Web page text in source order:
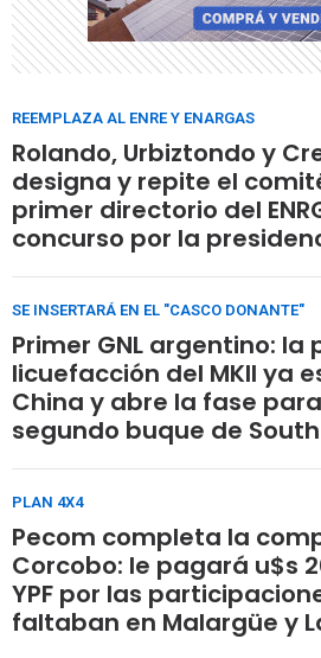
REEMPLAZA AL ENRE Y ENARGAS
Rolando, Urbiztondo y
designa y repite el
primer directorio del
concurso por la
SE INSERTARÁ EN EL "CASCO DONANTE"
Primer GNL argentino: la
licuefacción del MKII ya
China y abre la fase
segundo buque de
PLAN 4X4
Pecom completa la
Corcobo: le pagará u$s
YPF por las
faltaban en Malargüe y